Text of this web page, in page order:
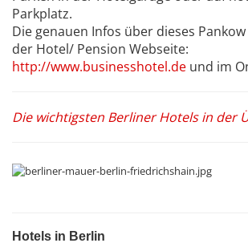
Parkplatz.
Die genauen Infos über dieses
der Hotel/ Pension Webseite:
http://www.businesshotel.de und im
Die wichtigsten Berliner Hotels in der
Hotels in Berlin